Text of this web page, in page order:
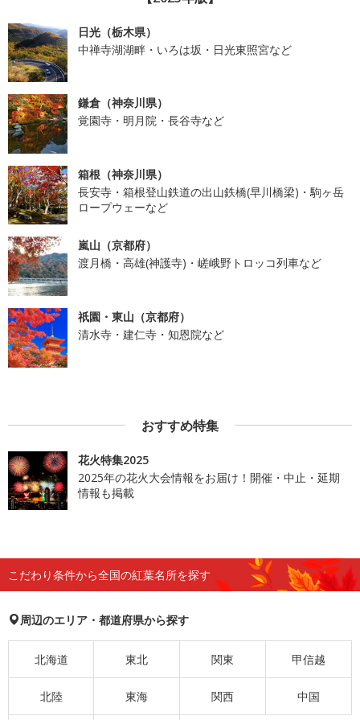
日光（栃木県）
中禅寺湖湖畔・いろは坂・日光東照宮など
鎌倉（神奈川県）
覚園寺・明月院・長谷寺など
箱根（神奈川県）
長安寺・箱根登山鉄道の出山鉄橋(早川橋梁)・駒ヶ岳
ロープウェーなど
嵐山（京都府）
渡月橋・高雄(神護寺)・嵯峨野トロッコ列車など
祇園・東山（京都府）
清水寺・建仁寺・知恩院など
おすすめ特集
花火特集2025
2025年の花火大会情報をお届け！開催・中止・延期
情報も掲載
こだわり条件から全国の紅葉名所を探す
周辺のエリア・都道府県から探す
北海道 東北 関東 甲信越
北陸 東海 関西 中国